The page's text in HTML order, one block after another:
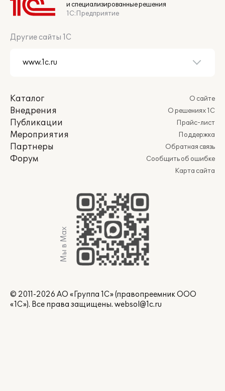
и специализированные решения
1С:Предприятие
Другие сайты 1С
Каталог
Внедрения
Публикации
Мероприятия
Партнеры
Форум
О сайте
О решениях 1С
Прайс-лист
Поддержка
Обратная связь
Сообщить об ошибке
Карта сайта
Мы в Max
© 2011-2026 АО «Группа 1С» (правопреемник ООО
«1С»). Все права защищены. websol@1c.ru